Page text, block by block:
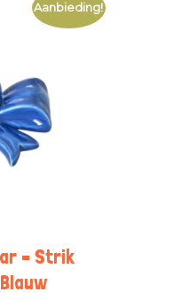
Aanbieding!
– Strik